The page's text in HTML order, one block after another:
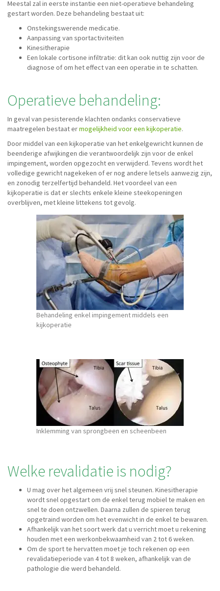
Meestal zal in eerste instantie een niet-operatieve behandeling
gestart worden. Deze behandeling bestaat uit:
Onstekingswerende medicatie.
Aanpassing van sportactiviteiten
Kinesitherapie
Een lokale cortisone infiltratie: dit kan ook nuttig zijn voor de
diagnose of om het effect van een operatie in te schatten.
Operatieve behandeling:
In geval van pesisterende klachten ondanks conservatieve
maatregelen bestaat ermogelijkheid voor een kijkoperatie.
Door middel van een kijkoperatie van het enkelgewricht kunnen de
beenderige afwijkingen die verantwoordelijk zijn voor de enkel
impingement, worden opgezocht en verwijderd. Tevens wordt het
volledige gewricht nagekeken of er nog andere letsels aanwezig zijn,
en zonodig terzelfertijd behandeld. Het voordeel van een
kijkoperatie is dat er slechts enkele kleine steekopeningen
overblijven, met kleine littekens tot gevolg.
Behandeling enkel impingement middels een
kijkoperatie
Inklemming van sprongbeen en scheenbeen
Welke revalidatie is nodig?
U mag over het algemeen vrij snel steunen. Kinesitherapie
wordt snel opgestart om de enkel terug mobiel te maken en
snel te doen ontzwellen. Daarna zullen de spieren terug
opgetraind worden om het evenwicht in de enkel te bewaren.
Afhankelijk van het soort werk dat u verricht moet u rekening
houden met een werkonbekwaamheid van 2 tot 6 weken.
Om de sport te hervatten moet je toch rekenen op een
revalidatieperiode van 4 tot 8 weken, afhankelijk van de
pathologie die werd behandeld.